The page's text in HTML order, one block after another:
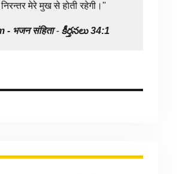
मेरे मुख से होती रहेगी।"
- भजन संहिता- కీర్తనలు 34:1